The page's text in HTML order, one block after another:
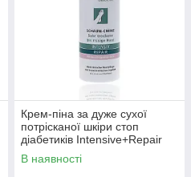
Крем-піна за дуже сухої
потрісканої шкіри стоп
діабетиків Intensive+Repair
(заспокійливий), Allpresan 15
мл 125
В наявності